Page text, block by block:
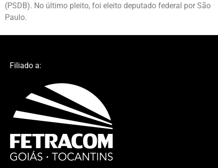
(PSDB). No último pleito, foi eleito deputado federal por São
Paulo.
Filiado a: